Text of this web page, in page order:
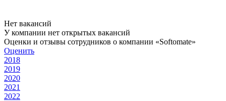
Нет вакансий
У компании нет открытых вакансий
Оценки и отзывы сотрудников о компании «Softomate»
Оценить
2018
2019
2020
2021
2022